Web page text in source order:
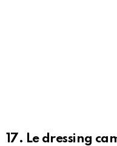
17. Le dressing